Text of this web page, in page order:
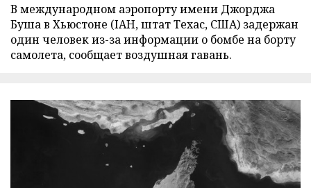
В международном аэропорту имени Джорджа
Буша в Хьюстоне (IAH, штат Техас, США) задержан
один человек из-за информации о бомбе на борту
самолета, сообщает воздушная гавань.